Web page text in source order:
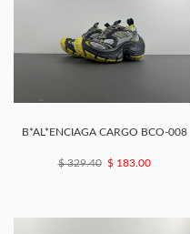
B*AL*ENCIAGA CARGO BCO-008
$ 329.40 $ 183.00